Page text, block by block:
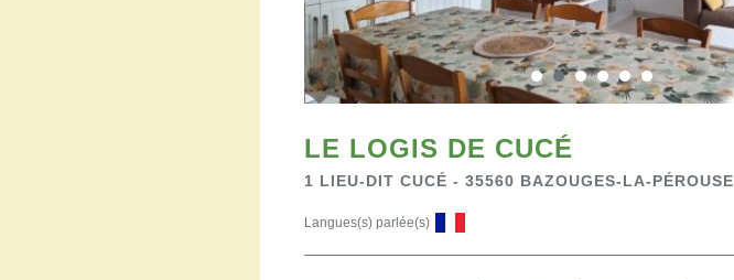
LE LOGIS DE CUCÉ
1 LIEU-DIT CUCÉ - 35560 BAZOUGES-LA-PÉROUSE
Langues(s) parlée(s)